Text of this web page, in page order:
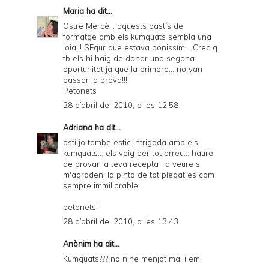
Maria ha dit...
Ostre Mercè... aquests pastís de
formatge amb els kumquats sembla una
joia!!! SEgur que estava bonissím... Crec q
tb els hi haig de donar una segona
oportunitat ja que la primera... no van
passar la prova!!!
Petonets
28 d’abril del 2010, a les 12:58
Adriana ha dit...
osti jo tambe estic intrigada amb els
kumquats... els veig per tot arreu... haure
de provar la teva recepta i a veure si
m'agraden! la pinta de tot plegat es com
sempre immillorable
petonets!
28 d’abril del 2010, a les 13:43
Anònim ha dit...
Kumquats??? no n'he menjat mai i em